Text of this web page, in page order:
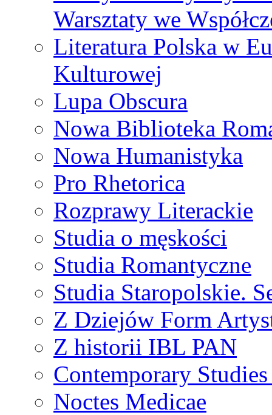
Warsztaty we
Literatura Polska w
Kulturowej
Lupa Obscura
Nowa Biblioteka
Nowa Humanistyka
Pro Rhetorica
Rozprawy Literackie
Studia o męskości
Studia Romantyczne
Studia Staropolskie.
Z Dziejów Form
Z historii IBL PAN
Contemporary
Noctes Medicae